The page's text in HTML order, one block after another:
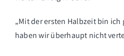
„Mit der ersten Halbzeit bin
haben wir überhaupt nicht